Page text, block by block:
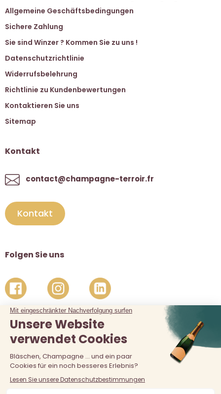
Allgemeine Geschäftsbedingungen
Sichere Zahlung
Sie sind Winzer ? Kommen Sie zu uns !
Datenschutzrichtlinie
Widerrufsbelehrung
Richtlinie zu Kundenbewertungen
Kontaktieren Sie uns
Sitemap
Kontakt
contact@champagne-terroir.fr
Kontakt
Folgen Sie uns